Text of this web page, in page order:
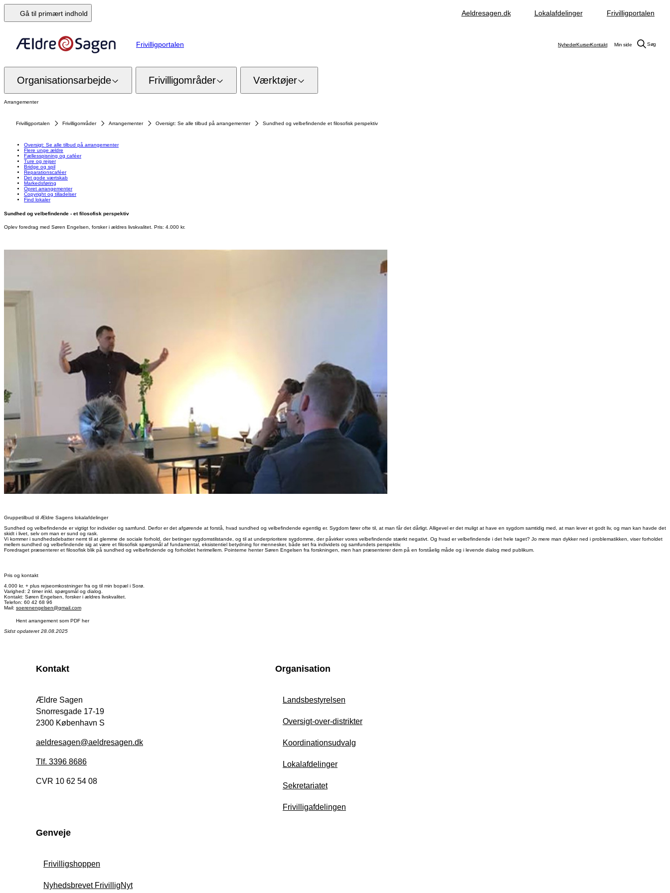
Gå til primært indhold Aeldresagen.dk Lokalafdelinger Frivilligportalen
Frivilligportalen NyhederKurserKontakt Min side Søg
Organisationsarbejde Frivilligområder Værktøjer
Arrangementer
Frivilligportalen Frivilligområder Arrangementer Oversigt: Se alle tilbud på arrangementer Sundhed og velbefindende et filosofisk perspektiv
Oversigt: Se alle tilbud på arrangementer
Flere unge ældre
Fællesspisning og caféer
Ture og rejser
Bridge og spil
Reparationscaféer
Det gode værtskab
Markedsføring
Opret arrangementer
Copyright og tilladelser
Find lokaler
Sundhed og velbefindende - et filosofisk perspektiv
Oplev foredrag med Søren Engelsen, forsker i ældres livskvalitet. Pris: 4.000 kr.
Gruppetilbud til Ældre Sagens lokalafdelinger
Sundhed og velbefindende er vigtigt for individer og samfund. Derfor er det afgørende at forstå, hvad sundhed og velbefindende egentlig er. Sygdom fører ofte til, at man får det dårligt. Alligevel er det muligt at have en sygdom samtidig med, at man lever et godt liv, og man kan havde det
skidt i livet, selv om man er sund og rask.
Vi kommer i sundhedsdebatter nemt til at glemme de sociale forhold, der betinger sygdomstilstande, og til at underprioritere sygdomme, der påvirker vores velbefindende stærkt negativt. Og hvad er velbefindende i det hele taget? Jo mere man dykker ned i problematikken, viser forholdet
mellem sundhed og velbefindende sig at være et filosofisk spørgsmål af fundamental, eksistentiel betydning for mennesker, både set fra individets og samfundets perspektiv.
Foredraget præsenterer et filosofisk blik på sundhed og velbefindende og forholdet herimellem. Pointerne henter Søren Engelsen fra forskningen, men han præsenterer dem på en forståelig måde og i levende dialog med publikum.
Pris og kontakt
4.000 kr. + plus rejseomkostninger fra og til min bopæl i Sorø.
Varighed: 2 timer inkl. spørgsmål og dialog.
Kontakt: Søren Engelsen, forsker i ældres livskvalitet.
Telefon: 60 42 68 96
Mail: soerenengelsen@gmail.com
Hent arrangement som PDF her
Sidst opdateret 28.08.2025
Kontakt
Ældre Sagen
Snorresgade 17-19
2300 København S
aeldresagen@aeldresagen.dk
Tlf. 3396 8686
CVR 10 62 54 08
Organisation
Landsbestyrelsen
Oversigt-over-distrikter
Koordinationsudvalg
Lokalafdelinger
Sekretariatet
Frivilligafdelingen
Genveje
Frivilligshoppen
Nyhedsbrevet FrivilligNyt